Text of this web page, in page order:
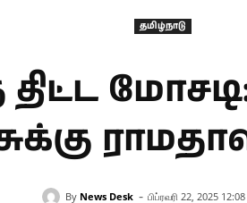
தமிழ்நாடு
By News Desk - பிப்ரவரி 22, 2025